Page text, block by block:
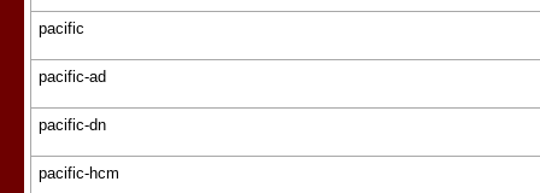
pacific
pacific-ad
pacific-dn
pacific-hcm